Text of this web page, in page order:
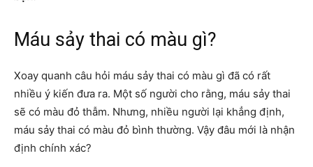
Máu sảy thai có màu gì?
Xoay quanh câu hỏi máu sảy thai có màu gì đã có rất
nhiều ý kiến đưa ra. Một số người cho rằng, máu sảy thai
sẽ có màu đỏ thẫm. Nhưng, nhiều người lại khẳng định,
máu sảy thai có màu đỏ bình thường. Vậy đâu mới là nhận
định chính xác?